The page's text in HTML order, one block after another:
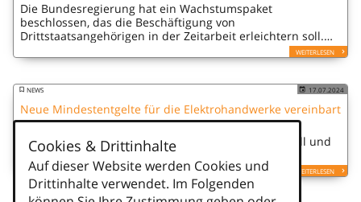
Die Bundesregierung hat ein Wachstumspaket
beschlossen, das die Beschäftigung von
Drittstaatsangehörigen in der Zeitarbeit erleichtern soll.
GVP-Präsident Christian Baumann warnt jedoch, dass
darin enthaltene Vorgaben wie Equal Pay und eine…
WEITERLESEN
NEWS 17.07.2024
Neue Mindestentgelte für die Elektrohandwerke vereinbart
Ab 1. Januar 2025 erhalten die Beschäftigten der
Elektrohandwerke höhere Mindestentgelte. IG Metall und
der Zentralverband der Deutschen Elektro- und
Informationstechnischen Handwerke (ZVEH) haben sich auf
einen neuen Tarifvertrag geeinigt.
WEITERLESEN
Cookies & Drittinhalte
Auf dieser Website werden Cookies und
Drittinhalte verwendet. Im Folgenden